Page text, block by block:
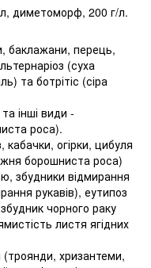
диметоморф, 200 г/л.
баклажани, перець,
(суха
та ботрітіс (сіра
інші види -
роса).
кабачки, огірки, цибуля
борошниста роса)
збудники відмирання
рукавів), еутипоз
чорного раку
листя ягідних
(троянди, хризантеми,